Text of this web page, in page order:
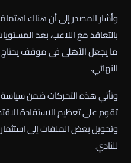
وأشار المصدر إلى أن هناك
بالتعاقد مع اللاعب، بعد
ما يجعل الأهلي في موقف يحتاج
النهائي.
وتأتي هذه التحركات ضمن سياسة
تقوم على تعظيم الاستفادة
وتحويل بعض الملفات إلى
للنادي.